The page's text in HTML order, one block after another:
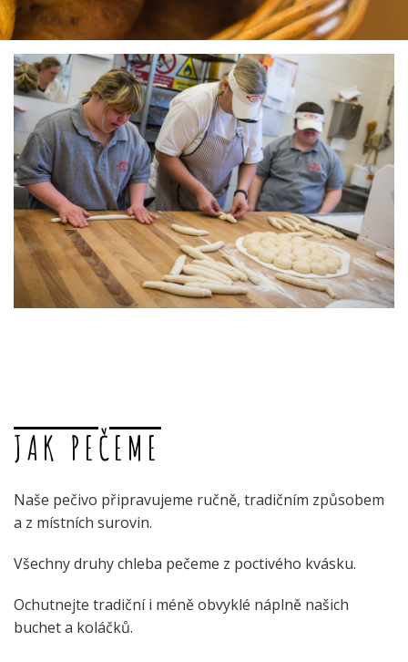
JAK PEČEME
Naše pečivo připravujeme ručně, tradičním způsobem
a z místních surovin.
Všechny druhy chleba pečeme z poctivého kvásku.
Ochutnejte tradiční i méně obvyklé náplně našich
buchet a koláčků.